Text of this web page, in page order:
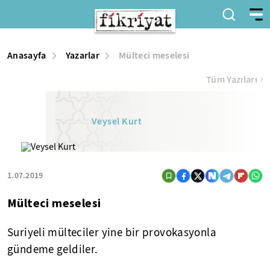
Anasayfa Yazarlar Mülteci meselesi
Veysel Kurt
1.07.2019
Tüm Yazıları
Mülteci meselesi
Suriyeli mülteciler yine bir provokasyonla
gündeme geldiler.